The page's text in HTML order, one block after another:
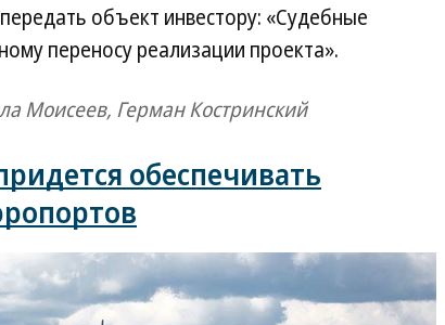
объект инвестору: «Судебные
переносу реализации проекта».
Моисеев, Герман Костринский
обеспечивать